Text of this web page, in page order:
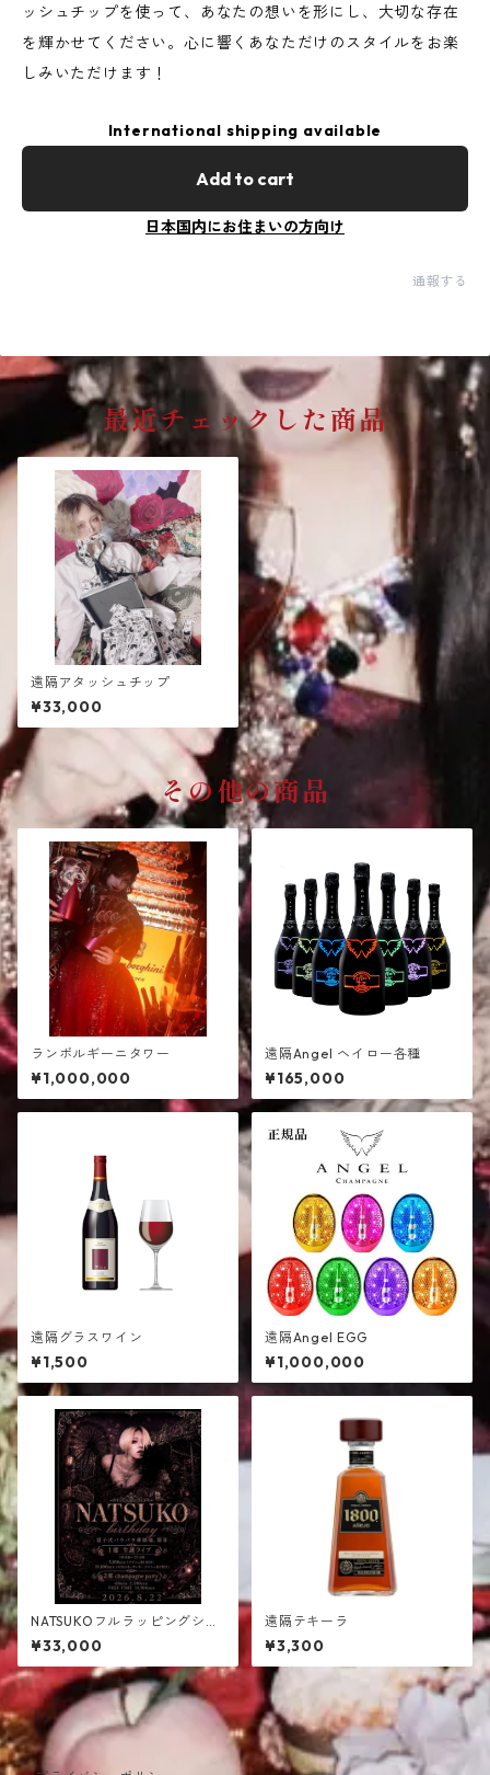
ッシュチップを使って、あなたの想いを形にし、大切な存在
を輝かせてください。心に響くあなただけのスタイルをお楽
しみいただけます！
International shipping available
Add to cart
日本国内にお住まいの方向け
通報する
最近チェックした商品
遠隔アタッシュチップ
¥33,000
その他の商品
ランボルギーニタワー
¥1,000,000
遠隔Angel ヘイロー各種
¥165,000
遠隔グラスワイン
¥1,500
遠隔Angel EGG
¥1,000,000
NATSUKOフルラッピングシャ
ンパン
¥33,000
遠隔テキーラ
¥3,300